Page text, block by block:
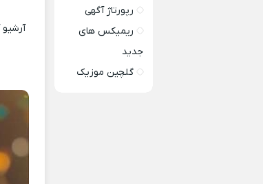
رپورتاژ آگهی
ریمیکس های
جدید
گلچین موزیک